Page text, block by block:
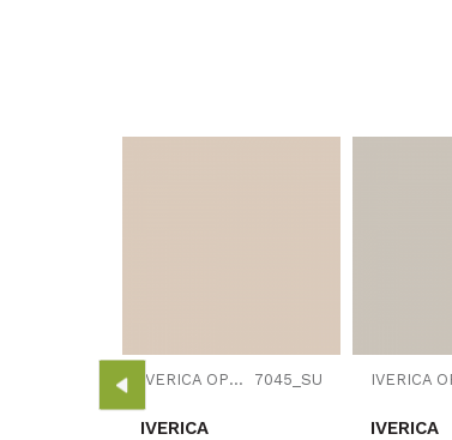
Debljina/Visina (mm)
IVERICA OPLEMENJENA 7045_SU
IVERICA
IVERICA